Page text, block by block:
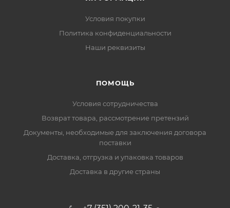
Условия покупки
Политика конфиденциальности
Наши реквизиты
ПОМОЩЬ
Условия сотрудничества
Возврат товара, рассмотрение претензий
Документы, необходимые для заключения договора
поставки
Доставка, отгрузка и упаковка товаров
Доставка в другие страны